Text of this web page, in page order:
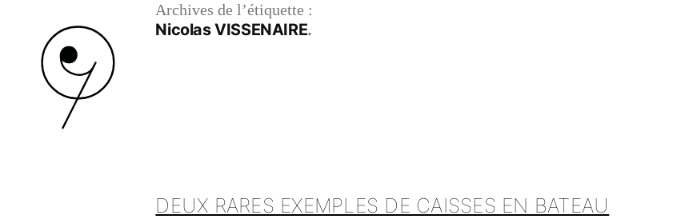
Archives de l’étiquette :
Nicolas VISSENAIRE
DEUX RARES EXEMPLES DE CAISSES EN BATEAU